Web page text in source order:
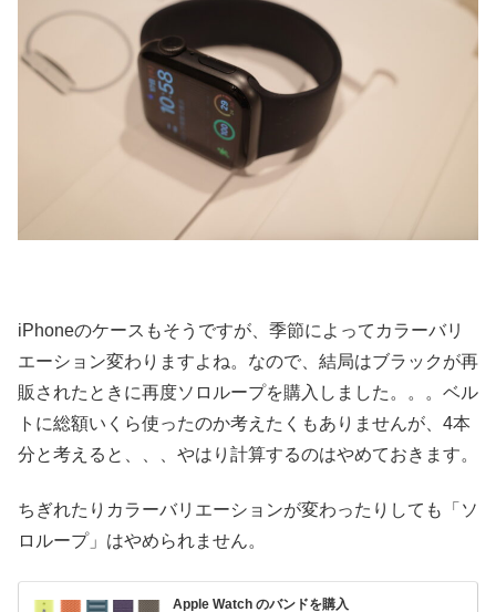
iPhoneのケースもそうですが、季節によってカラーバリ
エーション変わりますよね。なので、結局はブラックが再
販されたときに再度ソロループを購入しました。。。ベル
トに総額いくら使ったのか考えたくもありませんが、4本
分と考えると、、、やはり計算するのはやめておきます。
ちぎれたりカラーバリエーションが変わったりしても「ソ
ロループ」はやめられません。
Apple Watch のバンドを購入